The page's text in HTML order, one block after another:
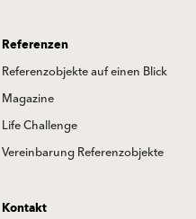
Referenzen
Referenzobjekte auf einen Blick
Magazine
Life Challenge
Vereinbarung Referenzobjekte
Kontakt